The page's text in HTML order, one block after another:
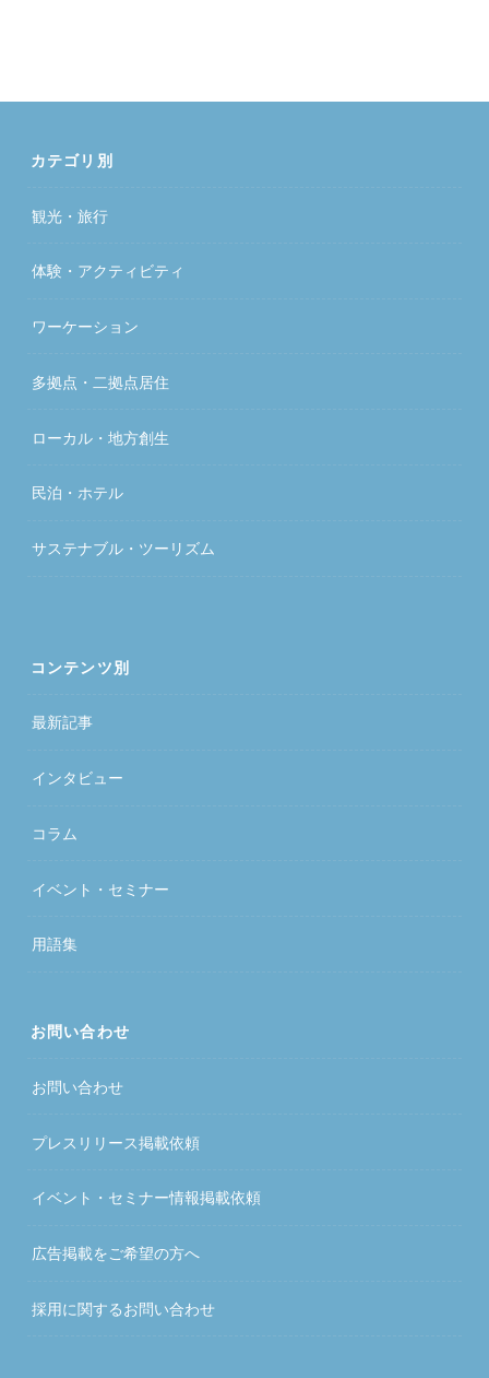
カテゴリ別
観光・旅行
体験・アクティビティ
ワーケーション
多拠点・二拠点居住
ローカル・地方創生
民泊・ホテル
サステナブル・ツーリズム
コンテンツ別
最新記事
インタビュー
コラム
イベント・セミナー
用語集
お問い合わせ
お問い合わせ
プレスリリース掲載依頼
イベント・セミナー情報掲載依頼
広告掲載をご希望の方へ
採用に関するお問い合わせ